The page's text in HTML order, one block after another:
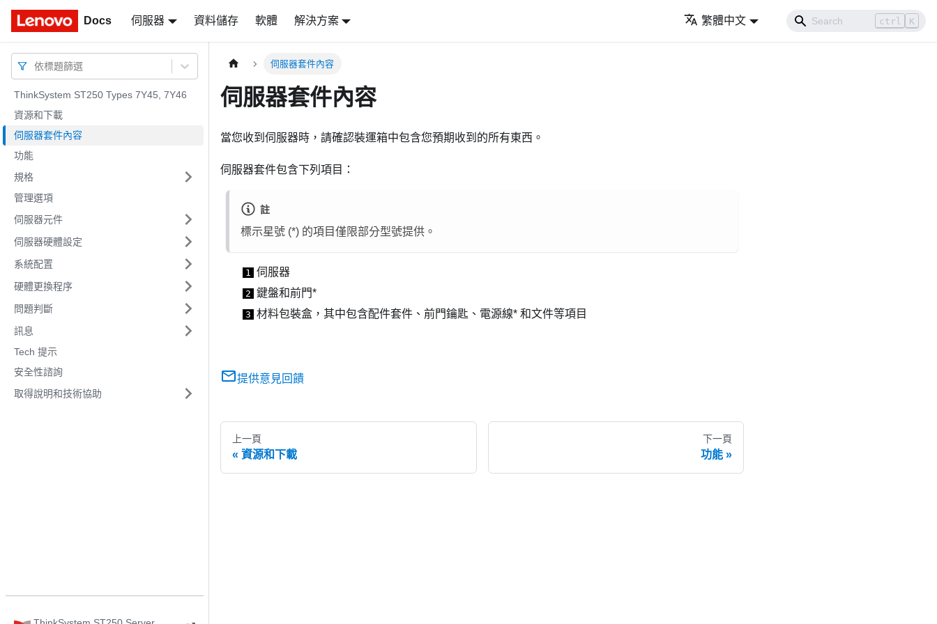
Docs 伺服器 資料儲存 軟體 解決方案 繁體中文 ctrl K
Docs
依標題篩選
ThinkSystem ST250 Types 7Y45, 7Y46
資源和下載
伺服器套件內容
功能
規格
管理選項
伺服器元件
伺服器硬體設定
系統配置
硬體更換程序
問題判斷
訊息
Tech 提示
安全性諮詢
取得說明和技術協助
伺服器套件內容
伺服器套件內容
當您收到伺服器時，請確認裝運箱中包含您預期收到的所有東西。
伺服器套件包含下列項目：
註
標示星號 (*) 的項目僅限部分型號提供。
1 伺服器
2 鍵盤和前門*
3 材料包裝盒，其中包含配件套件、前門鑰匙、電源線* 和文件等項目
提供意見回饋
上一頁
資源和下載
下一頁
功能